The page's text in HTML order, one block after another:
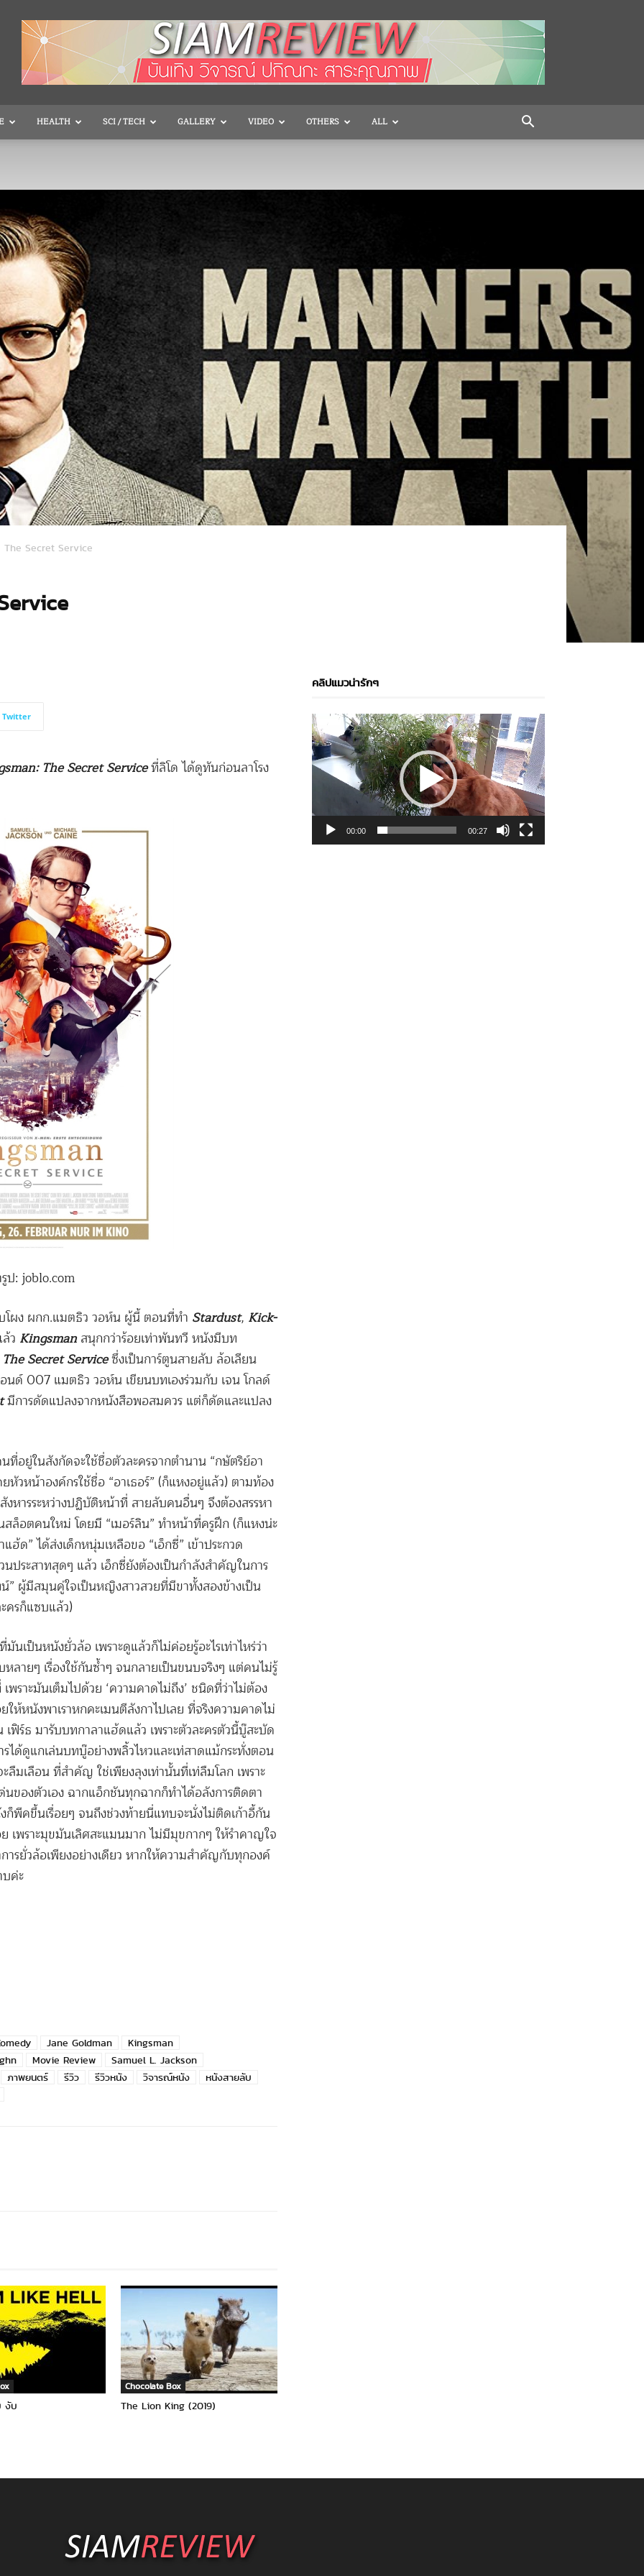
HEALTH SCI / TECH GALLERY VIDEO OTHERS ALL
The Secret Service
Twitter
The Secret Serviceที่ลิโด ได้ดูทันก่อนลาโรง
ป: joblo.com
โผง ผกก.แมตธิว วอห์น ผู้นี้ ตอนที่ทำ Stardust, Kick-
ว Kingsmanสนุกกว่าร้อยเท่าพันทวี หนังมีบท
The Secret Serviceซึ่งเป็นการ์ตูนสายลับ ล้อเลียน
ด์ 007 แมตธิว วอห์น เขียนบทเองร่วมกับ เจน โกลด์
มีการดัดแปลงจากหนังสือพอสมควร แต่ก็ดัดและแปลง
ที่อยู่ในสังกัดจะใช้ชื่อตัวละครจากตำนาน “กษัตริย์อา
วหน้าองค์กรใช้ชื่อ “อาเธอร์” (ก็แหงอยู่แล้ว) ตามท้อง
หารระหว่างปฏิบัติหน้าที่ สายลับคนอื่นๆ จึงต้องสรรหา
สล็อตคนใหม่ โดยมี “เมอร์ลิน” ทำหน้าที่ครูฝึก (ก็แหงน่ะ
ด” ได้ส่งเด็กหนุ่มเหลือขอ “เอ็กซี่” เข้าประกวด
ประสาทสุดๆ แล้ว เอ็กซี่ยังต้องเป็นกำลังสำคัญในการ
น์” ผู้มีสมุนคู่ใจเป็นหญิงสาวสวยที่มีขาทั้งสองข้างเป็น
ครก็แซบแล้ว)
เป็นหนังยั่วล้อ เพราะดูแล้วก็ไม่ค่อยรู้อะไรเท่าไหร่ว่า
ลายๆ เรื่องใช้กันซ้ำๆ จนกลายเป็นขนบจริงๆ แต่คนไม่รู้
พราะมันเต็มไปด้วย ‘ความคาดไม่ถึง’ ชนิดที่ว่าไม่ต้อง
ห้หนังพาเราหกคะเมนตีลังกาไปเลย ที่จริงความคาดไม่
เฟิร์ธ มารับบทกาลาแฮ้ดแล้ว เพราะตัวละครตัวนี้บู๊สะบัด
ด้ดูแกเล่นบทบู๊อย่างพลิ้วไหวและเท่สาดแม้กระทั่งตอน
ลืมเลือน ที่สำคัญ ใช่เพียงลุงเท่านั้นที่เท่ลืมโลก เพราะ
นของตัวเอง ฉากแอ็กชันทุกฉากก็ทำได้อลังการติดตา
ก็พีคขึ้นเรื่อยๆ จนถึงช่วงท้ายนี่แทบจะนั่งไม่ติดเก้าอี้กัน
เพราะมุขมันเลิศสะแมนมาก ไม่มีมุขกากๆ ให้รำคาญใจ
ารยั่วล้อเพียงอย่างเดียว หากให้ความสำคัญกับทุกองค์
ค่ะ
Jane Goldman
Kingsman
Movie Review
Samuel L. Jackson
ภาพยนตร์
รีวิว รีวิวหนัง วิจารณ์หนัง หนังสายลับ
งับ
Chocolate Box
The Lion King (2019)
คลิปแมวน่ารักๆ
Video
Player
00:00 00:27